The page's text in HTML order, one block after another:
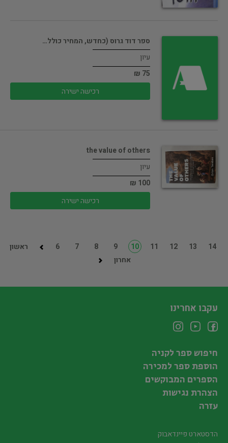
ספר דוד גרוס (כחדש, המחיר כולל…
עיון
75 ₪
רכישה ישירה
the value of others
עיון
100 ₪
רכישה ישירה
ראשון 6 7 8 9 10 11 12 13
14
אחרון
עקבו אחרינו
חיפוש ספר לקניה
הוספת ספר למכירה
הספרים המבוקשים
הצהרת נגישות
עזרה
הדסטארט פיינדאבוק